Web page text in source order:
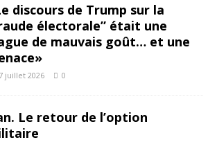
discours de Trump sur la
électorale” était une
de mauvais goût… et une
juillet 2026 0
Le retour de l’option